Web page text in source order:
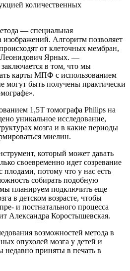
количественных
— специальная
изображений. Алгоритм позволяет
от клеточных мембран,
Леонидович Ярных. —
в том, что мы
карты МПФ с использованием
могут быть получены практически
1,5Т томографа Philips на
уникальное исследование,
мозга и в какие периоды
миелин.
который может давать
своевременно идет созревание
потому что у нас есть
собирать подобную
планируем подключить еще
в детском возрасте, чтобы
и постнатального процесса
Александра Коростышевская.
возможностей метода в
опухолей мозга у детей и
недавно приняты в печать в